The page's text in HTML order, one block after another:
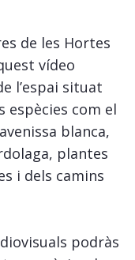
de les Hortes
vídeo
l’espai situat
espècies com el
blanca,
plantes
i dels camins
podràs